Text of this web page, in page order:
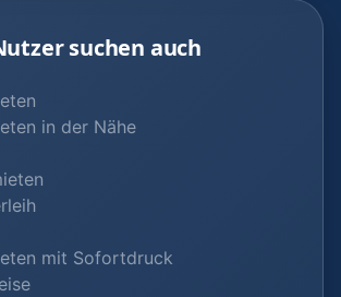
suchen auch
in der Nähe
mit Sofortdruck